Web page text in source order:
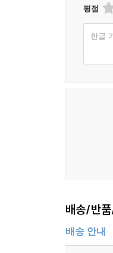
것은 늘 지
평점
한글
배송/반
배송 안내